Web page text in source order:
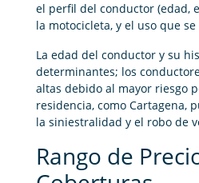
el perfil del conductor (edad,
la motocicleta, y el uso que
La edad del conductor y su
determinantes; los
altas debido al mayor riesgo
residencia, como Cartagena,
la siniestralidad y el robo de
Rango de